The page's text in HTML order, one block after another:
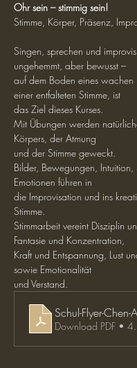
Ohr sein – stimmig sein!
Stimme, Körper, Präsenz,
Singen, sprechen und
ungehemmt, aber bewusst –
auf dem Boden eines wachen
einer entfalteten Stimme, ist
das Ziel dieses Kurses.
Mit Übungen werden
Körpers, der Atmung
und der Stimme geweckt.
Bilder, Bewegungen, Intuition,
Emotionen führen in
die Improvisation und ins
Stimme.
Stimmarbeit vereint Disziplin
Fantasie und Konzentration,
Kraft und Entspannung, Lust
sowie Emotionalität
und Verstand.
Schul-Flyer-
Download PDF •